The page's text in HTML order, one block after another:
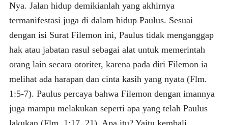
Nya. Jalan hidup demikianlah yang akhirnya
termanifestasi juga di dalam hidup Paulus. Sesuai
dengan isi Surat Filemon ini, Paulus tidak menganggap
hak atau jabatan rasul sebagai alat untuk memerintah
orang lain secara otoriter, karena pada diri Filemon ia
melihat ada harapan dan cinta kasih yang nyata (Flm.
1:5-7). Paulus percaya bahwa Filemon dengan imannya
juga mampu melakukan seperti apa yang telah Paulus